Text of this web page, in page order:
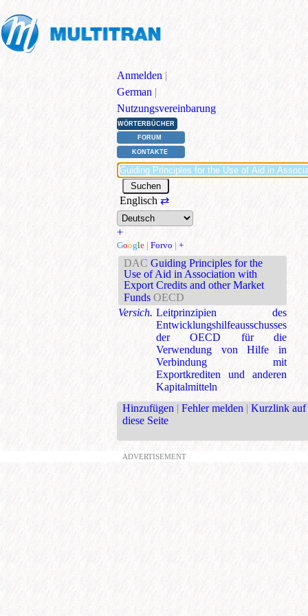
Anmelden |
German |
Nutzungsvereinbarung
WÖRTERBÜCHER
FORUM
KONTAKTE
Englisch ⇄
+
Google | Forvo | +
DAC Guiding Principles for the
Use of Aid in Association with
Export Credits and other Market
FundsOECD
Versich. Leitprinzipien des
Entwicklungshilfeausschusses
der OECD für die
Verwendung von Hilfe in
Verbindung mit
Exportkrediten und anderen
Kapitalmitteln
Hinzufügen | Fehler melden | Kurzlink auf
diese Seite
ADVERTISEMENT